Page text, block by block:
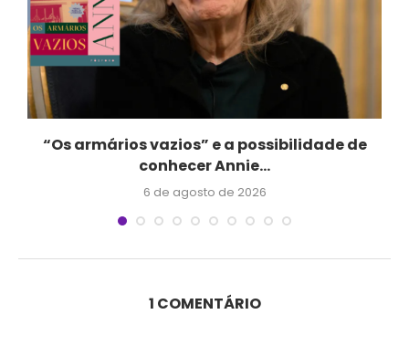
“Os armários vazios” e a possibilidade de
conhecer Annie...
6 de agosto de 2026
1 COMENTÁRIO